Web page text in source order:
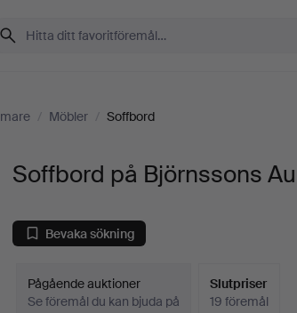
/ Möbler / Soffbord
Soffbord på Björnssons
Bevaka sökning
Pågående auktioner
Se föremål du kan bjuda på
Slutpriser
19 föremål